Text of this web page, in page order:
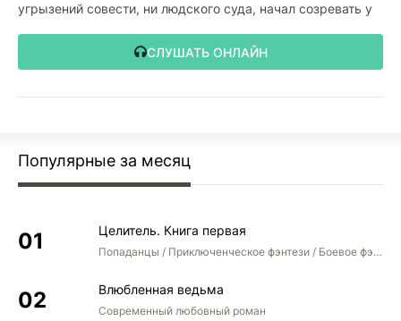
угрызений совести, ни людского суда, начал созревать у
СЛУШАТЬ ОНЛАЙН
Популярные за месяц
Целитель. Книга первая
Попаданцы / Приключенческое фэнтези / Боевое фэнтези
Влюбленная ведьма
Современный любовный роман